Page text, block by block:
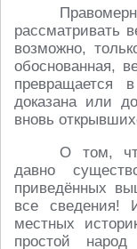
рассматривать
возможно,
обоснованная,
превращается
доказана или
вновь
О том,
давно
приведённых
все сведения!
местных
простой